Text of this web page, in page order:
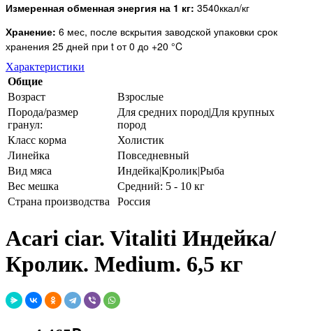
Измеренная обменная энергия на 1 кг: 3540ккал/кг
Хранение: 6 мес, после вскрытия заводской упаковки срок
хранения 25 дней при t от 0 до +20 °C
Характеристики
Общие
Возраст
Взрослые
Порода/размер
гранул:
Для средних пород|Для крупных
пород
Класс корма
Холистик
Линейка
Повседневный
Вид мяса
Индейка|Кролик|Рыба
Вес мешка
Средний: 5 - 10 кг
Страна производства
Россия
Acari ciar. Vitaliti Индейка/
Кролик. Medium. 6,5 кг